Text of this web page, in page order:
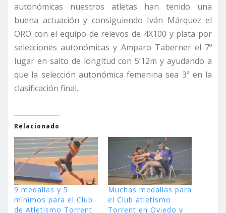
autonómicas nuestros atletas han tenido una
buena actuación y consiguiendo Iván Márquez el
ORO con el equipo de relevos de 4X100 y plata por
selecciones autonómicas y Amparo Taberner el 7º
lugar en salto de longitud con 5’12m y ayudando a
que la selección autonómica femenina sea 3ª en la
clasificación final.
Relacionado
9 medallas y 5
mínimos para el Club
de Atletismo Torrent
Muchas medallas para
el Club atletismo
Torrent en Oviedo y